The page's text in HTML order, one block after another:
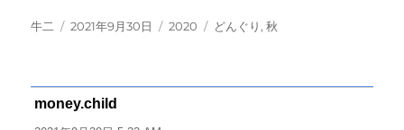
投
牛二
投
2021年9月30日
カ
2020
タ
どんぐり,秋
money.child